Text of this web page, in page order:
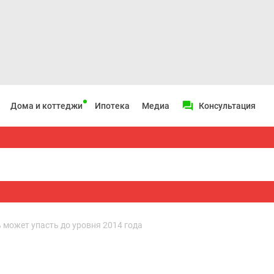
Дома и коттеджи Ипотека Медиа Консультация
упасть до уровня 2014 года